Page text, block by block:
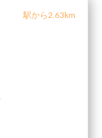
駅から2.63km